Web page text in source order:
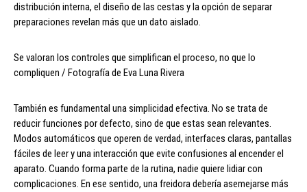
distribución interna, el diseño de las cestas y la opción de separar
preparaciones revelan más que un dato aislado.
Se valoran los controles que simplifican el proceso, no que lo
compliquen / Fotografía de Eva Luna Rivera
También es fundamental una simplicidad efectiva. No se trata de
reducir funciones por defecto, sino de que estas sean relevantes.
Modos automáticos que operen de verdad, interfaces claras, pantallas
fáciles de leer y una interacción que evite confusiones al encender el
aparato. Cuando forma parte de la rutina, nadie quiere lidiar con
complicaciones. En ese sentido, una freidora debería asemejarse más